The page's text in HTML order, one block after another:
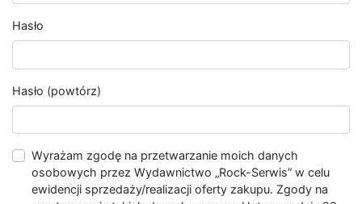
Hasło
Hasło (powtórz)
Wyrażam zgodę na przetwarzanie moich danych
osobowych przez Wydawnictwo „Rock-Serwis” w celu
ewidencji sprzedaży/realizacji oferty zakupu. Zgody na